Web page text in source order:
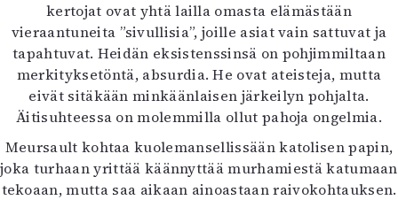
kertojat ovat yhtä lailla omasta elämästään
vieraantuneita ”sivullisia”, joille asiat vain sattuvat ja
tapahtuvat. Heidän eksistenssinsä on pohjimmiltaan
merkityksetöntä, absurdia. He ovat ateisteja, mutta
eivät sitäkään minkäänlaisen järkeilyn pohjalta.
Äitisuhteessa on molemmilla ollut pahoja ongelmia.
Meursault kohtaa kuolemansellissään katolisen papin,
joka turhaan yrittää käännyttää murhamiestä katumaan
tekoaan, mutta saa aikaan ainoastaan raivokohtauksen.